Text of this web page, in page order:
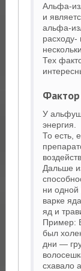
Альфа-
и
альфа-
расходу-
Тех
У
энергия.
То есть,
Дальше
ни одной
варке
яд и
Пример:
был
дни —
схавало